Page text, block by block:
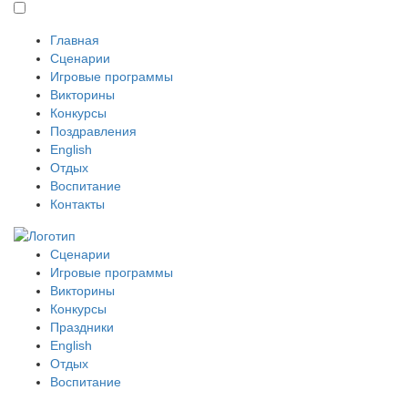
Главная
Сценарии
Игровые программы
Викторины
Конкурсы
Поздравления
English
Отдых
Воспитание
Контакты
Сценарии
Игровые программы
Викторины
Конкурсы
Праздники
English
Отдых
Воспитание